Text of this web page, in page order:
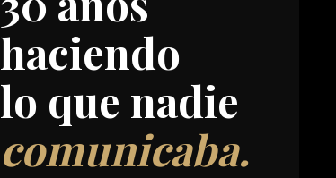
haciendo
lo que nadie
comunicaba.